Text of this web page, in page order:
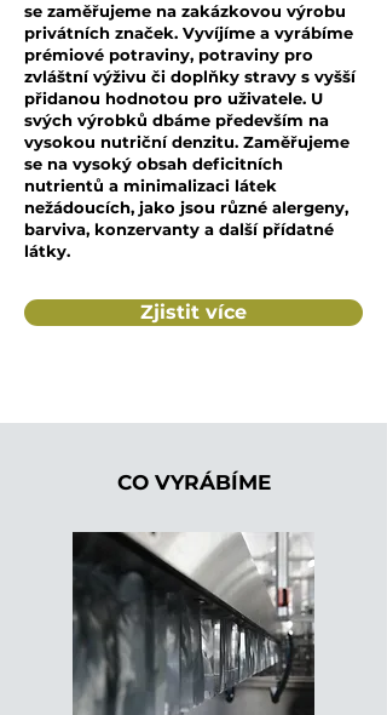
se zaměřujeme na zakázkovou výrobu
privátních značek. Vyvíjíme a vyrábíme
prémiové potraviny, potraviny pro
zvláštní výživu či doplňky stravy s vyšší
přidanou hodnotou pro uživatele. U
svých výrobků dbáme především na
vysokou nutriční denzitu. Zaměřujeme
se na vysoký obsah deficitních
nutrientů a minimalizaci látek
nežádoucích, jako jsou různé alergeny,
barviva, konzervanty a další přídatné
látky.
Zjistit více
CO VYRÁBÍME